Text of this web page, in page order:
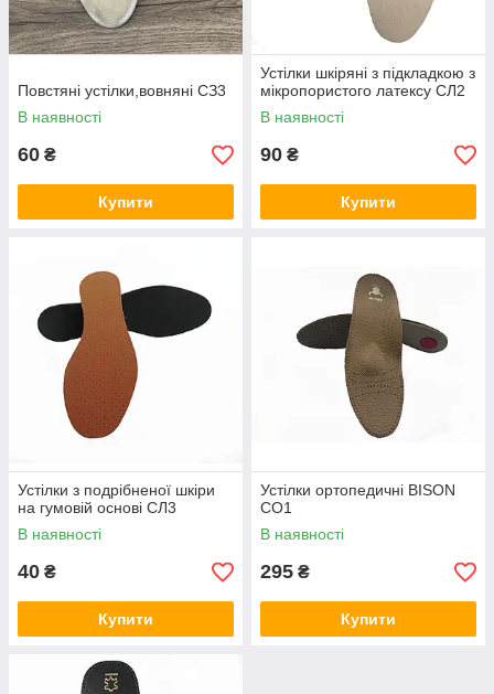
Повстяні устілки,вовняні СЗ3
В наявності
60 ₴
Купити
Устілки шкіряні з підкладкою з
мікропористого латексу СЛ2
В наявності
90 ₴
Купити
Устілки з подрібненої шкіри
на гумовій основі СЛ3
В наявності
40 ₴
Купити
Устілки ортопедичні BISON
СО1
В наявності
295 ₴
Купити